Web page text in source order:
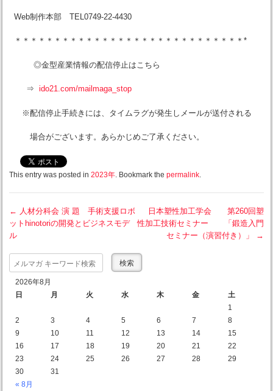
Web制作本部 TEL0749-22-4430
＊＊＊＊＊＊＊＊＊＊＊＊＊＊＊＊＊＊＊＊＊＊＊＊＊＊＊＊＊*
◎金型産業情報の配信停止はこちら
⇒ ido21.com/mailmaga_stop
※配信停止手続きには、タイムラグが発生しメールが送付される
場合がございます。あらかじめご了承ください。
This entry was posted in 2023年. Bookmark the permalink.
Post navigation
← 人材分科会 演 題 手術支援ロボ
ットhinotoriの開発とビジネスモデ
ル
日本塑性加工学会 第260回塑
性加工技術セミナー 「鍛造入門
セミナー（演習付き）」
→
Search
2026年8月
日
月 火 水 木 金 土
« 8月
1
2
3 4 5 6 7
8
9
10 11 12 13 14
15
16
17 18 19 20 21
22
23
24 25 26 27 28
29
30
31